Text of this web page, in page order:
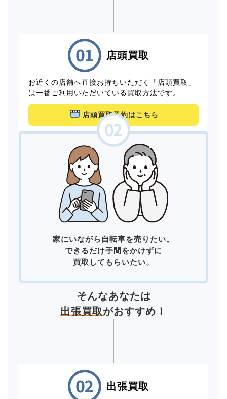
店頭買取
お近くの店舗へ直接お持ちいただく「店頭買取」
は一番ご利用いただいている買取方法です。
店頭買取予約はこちら
家にいながら自転車を売りたい。
できるだけ手間をかけずに
買取してもらいたい。
そんなあなたは
出張買取がおすすめ！
出張買取